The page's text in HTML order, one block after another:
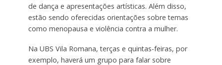
de dança e apresentações artísticas. Além disso,
estão sendo oferecidas orientações sobre temas
como menopausa e violência contra a mulher.
Na UBS Vila Romana, terças e quintas-feiras, por
exemplo, haverá um grupo para falar sobre